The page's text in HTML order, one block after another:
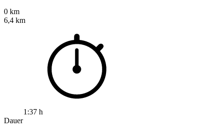
0 km
6,4 km
1:37 h
Dauer